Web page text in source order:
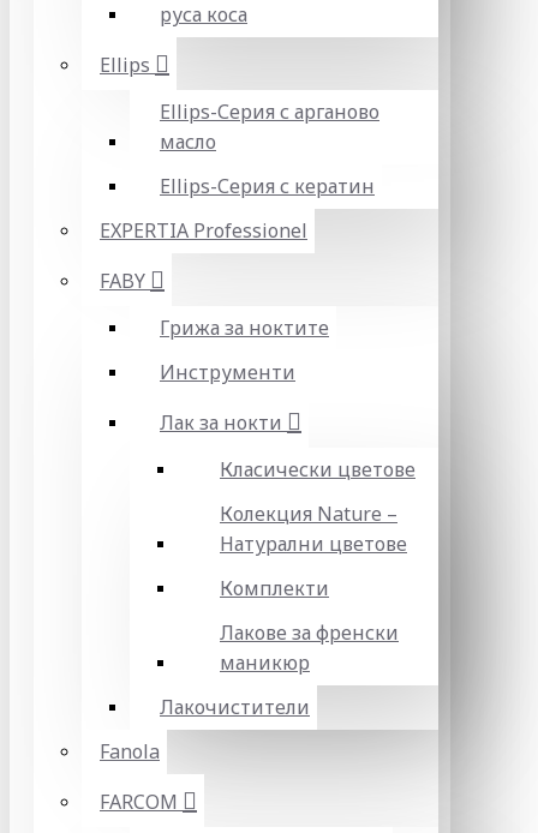
руса коса
Ellips
Ellips-Серия с арганово
масло
Ellips-Серия с кератин
EXPERTIA Professionel
FABY
Грижа за ноктите
Инструменти
Лак за нокти
Класически цветове
Колекция Nature –
Натурални цветове
Комплекти
Лакове за френски
маникюр
Лакочистители
Fanola
FARCOM